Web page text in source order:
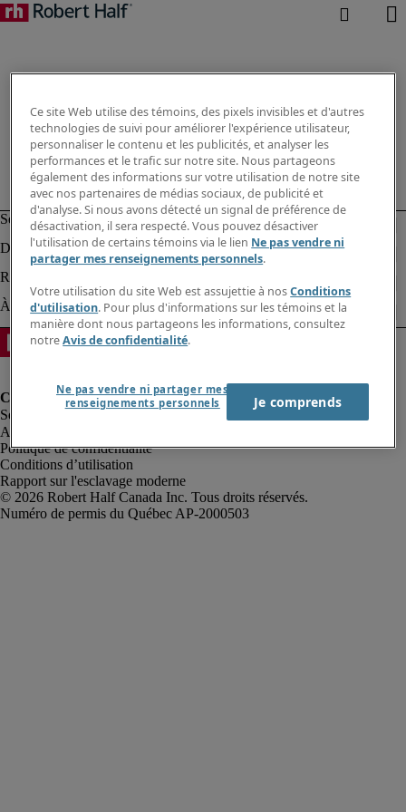
Alerte à la fraude
Politique de confidentialité
Conditions d’utilisation
Rapport sur l'esclavage moderne
Robert Half Canada Inc. Tous droits réservés.
Ce site Web utilise des témoins, des pixels invisibles et d'autres
technologies de suivi pour améliorer l'expérience utilisateur,
personnaliser le contenu et les publicités, et analyser les
performances et le trafic sur notre site. Nous partageons
également des informations sur votre utilisation de notre site
avec nos partenaires de médias sociaux, de publicité et
d'analyse. Si nous avons détecté un signal de préférence de
désactivation, il sera respecté. Vous pouvez désactiver
l'utilisation de certains témoins via le lien Ne pas vendre ni
partager mes renseignements personnels.
Votre utilisation du site Web est assujettie à nosConditions
d'utilisation. Pour plus d'informations sur les témoins et la
manière dont nous partageons les informations, consultez
notreAvis de confidentialité.
Ne pas vendre ni partager mes
renseignements personnels
Je comprends